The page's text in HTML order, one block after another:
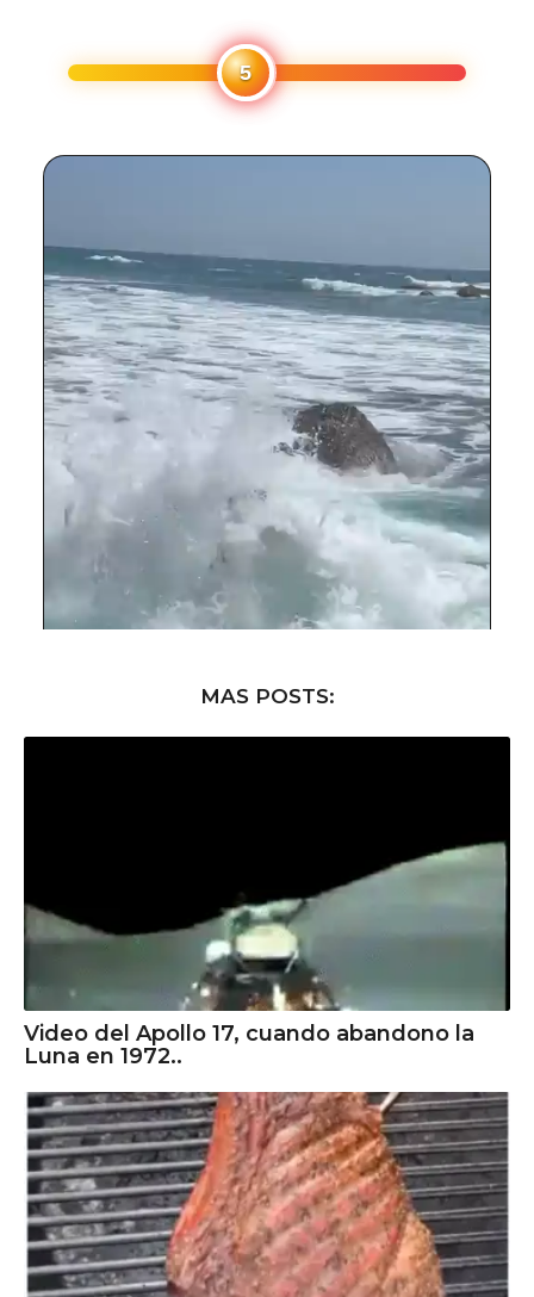
MAS POSTS:
Video del Apollo 17, cuando abandono la
Luna en 1972..